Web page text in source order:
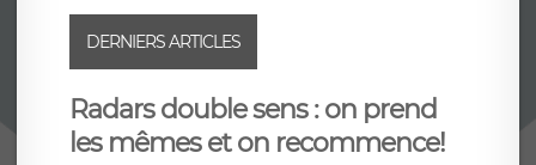
DERNIERS ARTICLES
Radars double sens : on prend
les mêmes et on recommence!